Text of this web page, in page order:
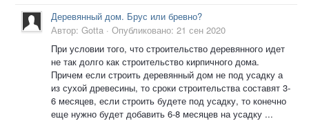
Деревянный дом. Брус или бревно?
Автор: Gotta · Опубликовано: 21 сен 2020
При условии того, что строительство деревянного идет
не так долго как строительство кирпичного дома.
Причем если строить деревянный дом не под усадку а
из сухой древесины, то сроки строительства составят 3-
6 месяцев, если строить будете под усадку, то конечно
еще нужно будет добавить 6-8 месяцев на усадку ...